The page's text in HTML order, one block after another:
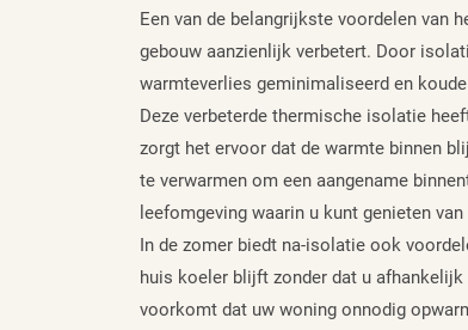
Een van de belangrijkste voordelen van
gebouw aanzienlijk verbetert. Door
warmteverlies geminimaliseerd en
Deze verbeterde thermische isolatie
zorgt het ervoor dat de warmte binnen
te verwarmen om een aangename
leefomgeving waarin u kunt genieten
In de zomer biedt na-isolatie ook
huis koeler blijft zonder dat u
voorkomt dat uw woning onnodig